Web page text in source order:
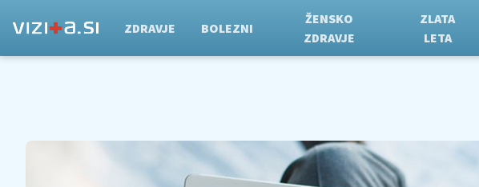
ZDRAVJE BOLEZNI
ŽENSKO
ZDRAVJE
ZLATA
LETA